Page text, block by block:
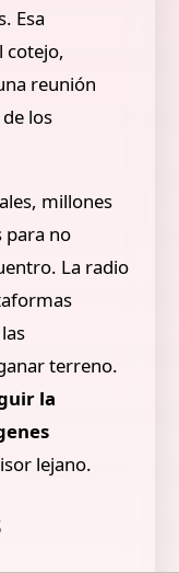
Esa
cotejo,
reunión
los
millones
para no
La radio
terreno.
la
lejano.